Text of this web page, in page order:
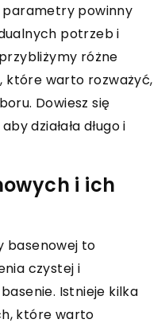
powinny
potrzeb i
różne
które warto rozważyć,
Dowiesz się
działała długo i
i ich
basenowej to
czystej i
Istnieje kilka
które warto